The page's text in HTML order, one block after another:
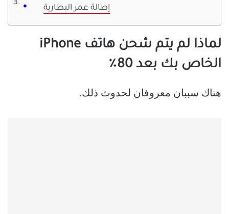
إطالة عمر البطارية
لماذا لم يتم شحن هاتف iPhone
الخاص بك بعد 80٪
هناك سببان معروفان لحدوث ذلك.